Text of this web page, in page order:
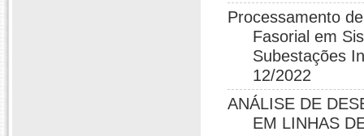
Processamento
Fasorial em
Subestações
12/2022
ANÁLISE DE
EM LINHAS